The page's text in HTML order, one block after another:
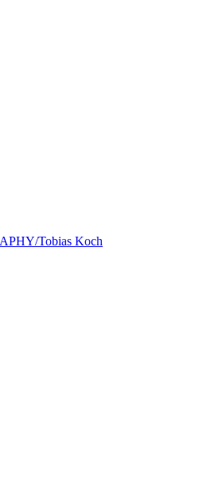
Tobias Koch